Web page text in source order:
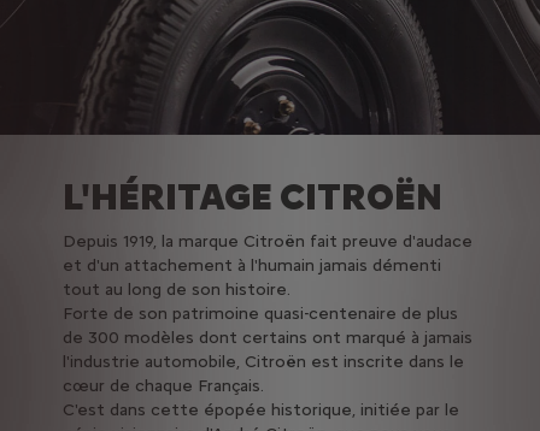
L'HÉRITAGE CITROËN
Depuis 1919, la marque Citroën fait preuve d'audace
et d'un attachement à l'humain jamais démenti
tout au long de son histoire.
Forte de son patrimoine quasi-centenaire de plus
de 300 modèles dont certains ont marqué à jamais
l'industrie automobile, Citroën est inscrite dans le
cœur de chaque Français.
C'est dans cette épopée historique, initiée par le